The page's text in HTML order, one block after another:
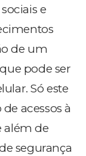
e
de um
pode ser
Só este
acessos à
além de
segurança